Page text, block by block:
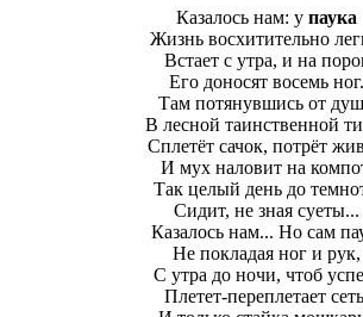
Казалось нам: у паука
Жизнь восхитительно
Встает с утра, и на
Его доносят восемь ног.
Там потянувшись от
В лесной таинственной
Сплетёт сачок, потрёт
И мух наловит на
Так целый день до
Сидит, не зная суеты...
Казалось нам... Но сам
Не покладая ног и рук,
С утра до ночи, чтоб
Плетет-переплетает